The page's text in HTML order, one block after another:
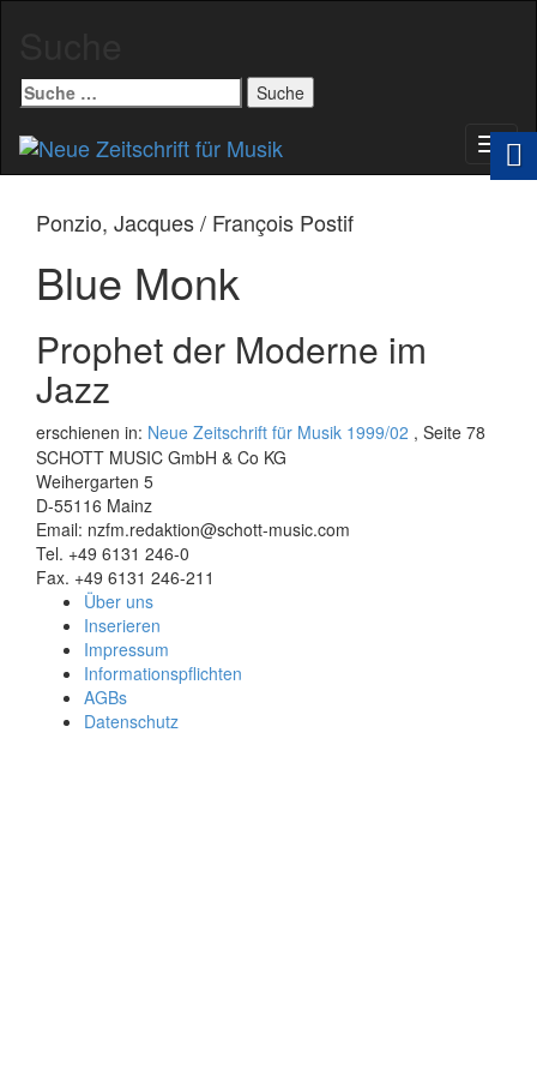
Suche
nach:
Ponzio, Jacques / François Postif
Blue Monk
Prophet der Moderne im
Jazz
erschienen in: Neue Zeitschrift für Musik 1999/02 , Seite 78
SCHOTT MUSIC GmbH & Co KG
Weihergarten 5
D-55116 Mainz
Email: nzfm.redaktion@schott-music.com
Tel. +49 6131 246-0
Fax. +49 6131 246-211
Über uns
Inserieren
Impressum
Informationspflichten
AGBs
Datenschutz